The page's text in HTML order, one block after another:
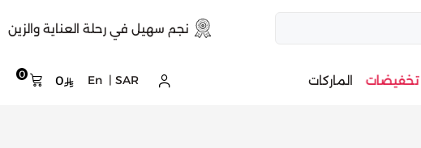
نجم سهيل في رحلة العناية والزين
تخفيضات الماركات 0 0 En SAR